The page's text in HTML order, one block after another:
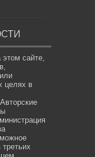
сайте,
целях в